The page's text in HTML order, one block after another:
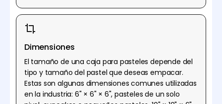
Dimensiones
El tamaño de una caja para pasteles depende del
tipo y tamaño del pastel que deseas empacar.
Estas son algunas dimensiones comunes utilizadas
en la industria: 6" × 6" × 6", pasteles de un solo